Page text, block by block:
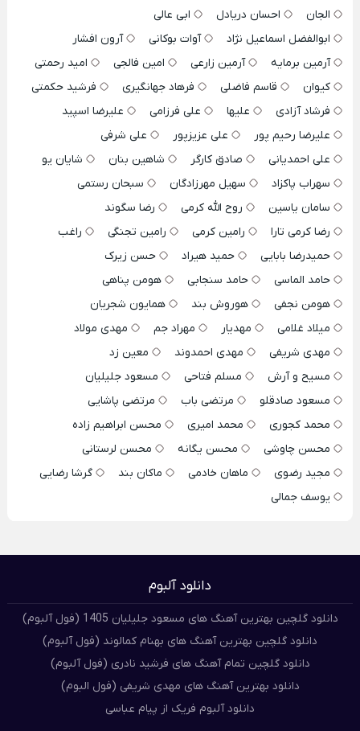
الجان
احسان دریادل
ابی عالی
ابوالفضل اسماعیل نژاد
آوات بوکانی
آرون افشار
آرمین برمایه
آرمین زارعی امین فالجی
امید رحمتی
کیوان
قاسم فاضلی فرهاد جهانگیری
فرشید حکمتی
فرشاد آزادی
علیها علی فرزامی
علیرضا اسپید
علیرضا رحیم پور
علی عزیزپور
علی شرفی
علی احمدیانی
صادق کارگر شاهین بنان
شایان یو
سهراب پاکزاد
سهیل مهرزادگان
سبحان رستمی
سامان یاسین
روح الله کرمی
رضا سگوند
رضا کرمی تارا
رامین کرمی رامین تجنگی
راغب
حمیدرضا بابایی
حمید هیراد
حسن زیرک
حامد الماسی
حامد سنجابی
هومن پناهی
هومن نجفی
هوروش بند
همایون شجریان
میلاد غلامی
مهدیار مهراد جم
مهدی مولاد
مهدی شریفی
مهدی احمدوند
معین زد
مسیح و آرش
مسلم فتاحی
مسعود جلیلیان
مسعود صادقلو
مرتضی باب
مرتضی پاشایی
محمد کجوری
محمد امیری
محسن ابراهیم زاده
محسن چاوشی
محسن یگانه
محسن لرستانی
مجید رضوی
ماهان خادمی ماکان بند
گرشا رضایی
یوسف جمالی
دانلود آلبوم
دانلود گلچین بهترین آهنگ های مسعود جلیلیان 1405 (فول آلبوم)
دانلود گلچین بهترین آهنگ های بهنام کمالوند (فول آلبوم)
دانلود گلچین تمام آهنگ های فرشید نادری (فول آلبوم)
دانلود بهترین آهنگ های مهدی شریفی (فول البوم)
دانلود آلبوم فریک از پیام عباسی